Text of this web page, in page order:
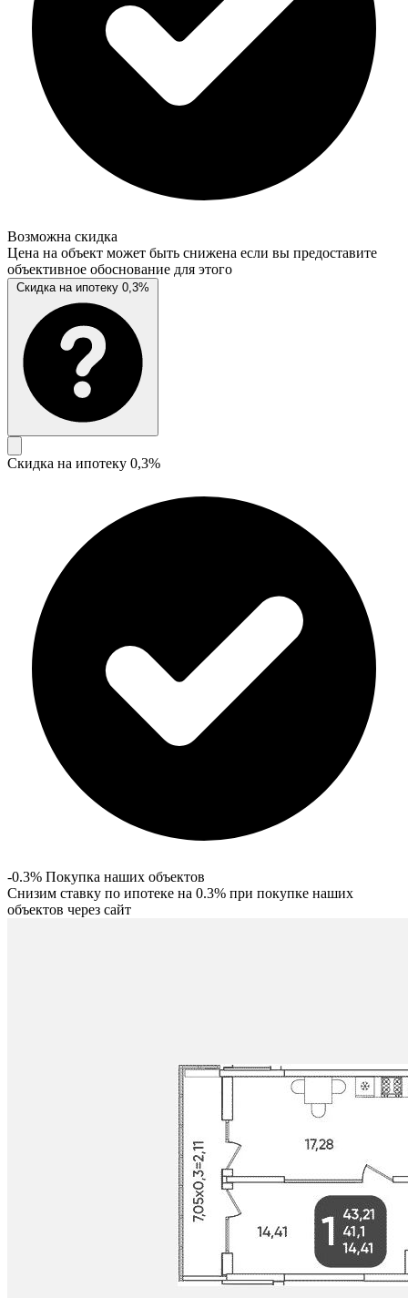
Возможна скидка
Цена на объект может быть снижена если вы предоставите
объективное обоснование для этого
Скидка на ипотеку 0,3%
Скидка на ипотеку 0,3%
-0.3% Покупка наших объектов
Снизим ставку по ипотеке на 0.3% при покупке наших
объектов через сайт